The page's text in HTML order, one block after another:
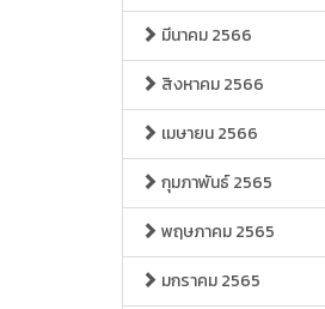
มีนาคม 2566
สิงหาคม 2566
เมษายน 2566
กุมภาพันธ์ 2565
พฤษภาคม 2565
มกราคม 2565